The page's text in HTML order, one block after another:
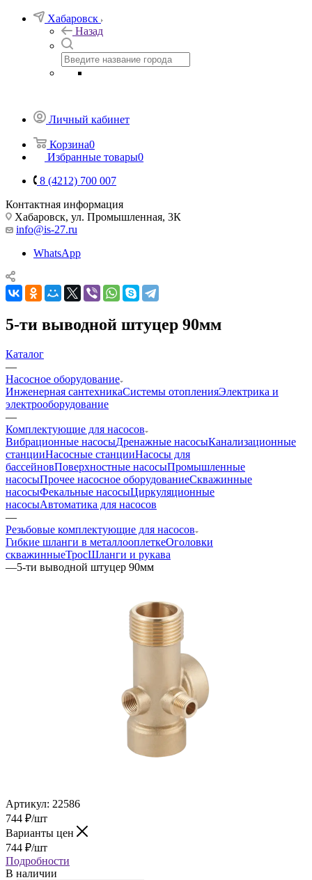
Хабаровск
Назад
Личный кабинет
Корзина0
Избранные товары0
8 (4212) 700 007
Контактная информация
Хабаровск, ул. Промышленная, 3К
info@is-27.ru
WhatsApp
5-ти выводной штуцер 90мм
Каталог
—
Насосное оборудование
Инженерная сантехникаСистемы отопленияЭлектрика и
электрооборудование
—
Комплектующие для насосов
Вибрационные насосыДренажные насосыКанализационные
станцииНасосные станцииНасосы для
бассейновПоверхностные насосыПромышленные
насосыПрочее насосное оборудованиеСкважинные
насосыФекальные насосыЦиркуляционные
насосыАвтоматика для насосов
—
Резьбовые комплектующие для насосов
Гибкие шланги в металлооплеткеОголовки
скважинныеТросШланги и рукава
—5-ти выводной штуцер 90мм
Артикул: 22586
744 ₽/шт
Варианты цен
744 ₽/шт
Подробности
В наличии